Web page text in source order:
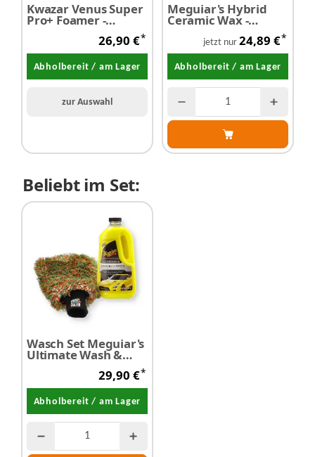
Kwazar Venus Super
Pro+ Foamer -
26,90 €*
Abholbereit / am Lager
zur Auswahl
Meguiar's Hybrid
Ceramic Wax -
jetzt nur 24,89 €*
Abholbereit / am Lager
Beliebt im Set:
Wasch Set Meguiar's
Ultimate Wash &
ProfiPolish Coral
Washmitt
29,90 €*
Abholbereit / am Lager